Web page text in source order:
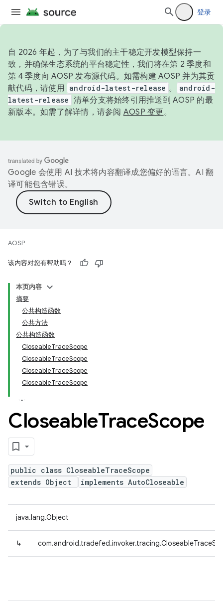
登录
自 2026 年起，为了与我们的主干稳定开发模型保持一
致，并确保生态系统的平台稳定性，我们将在第 2 季度和
第 4 季度向 AOSP 发布源代码。如需构建 AOSP 并为其贡
献代码，请使用 android-latest-release 。
android-
latest-release 清单分支将始终引用推送到 AOSP 的最
新版本。如需了解详情，请参阅 AOSP 变更。
Google 会使用 AI 技术将内容翻译成您偏好的语言。AI 翻
译可能包含错误。
AOSP
该内容对您有帮助吗？
本页内容
摘要
公共构造函数
公共方法
公共构造函数
CloseableTraceScope
CloseableTraceScope
CloseableTraceScope
CloseableTraceScope
CloseableTraceScope
public class CloseableTraceScope
extends Object
implements AutoCloseable
java.lang.Object
↳